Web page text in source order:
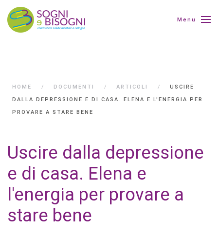
Menu
HOME DOCUMENTI ARTICOLI
USCIRE
DALLA DEPRESSIONE E DI CASA. ELENA E L'ENERGIA PER
PROVARE A STARE BENE
Uscire dalla depressione
e di casa. Elena e
l'energia per provare a
stare bene